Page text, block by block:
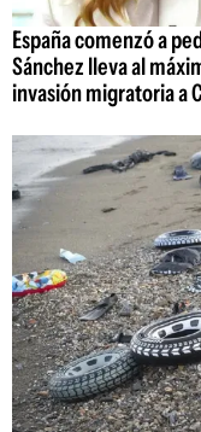
España comenzó a
Sánchez lleva al
invasión migratoria a